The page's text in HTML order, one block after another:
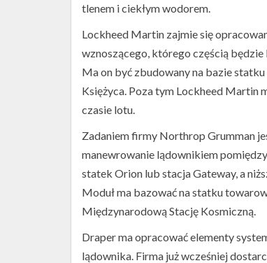
tlenem i ciekłym wodorem.
Lockheed Martin zajmie się
wznoszącego, którego częścią będzie
Ma on być zbudowany na bazie
Księżyca. Poza tym Lockheed Martin
czasie lotu.
Zadaniem firmy Northrop Grumman
manewrowanie lądownikiem
statek Orion lub stacja Gateway, a
Moduł ma bazować na statku
Międzynarodową Stację Kosmiczną.
Draper ma opracować elementy
lądownika. Firma już wcześniej